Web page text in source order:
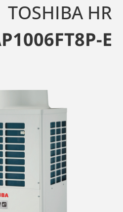
TOSHIBA HR
E